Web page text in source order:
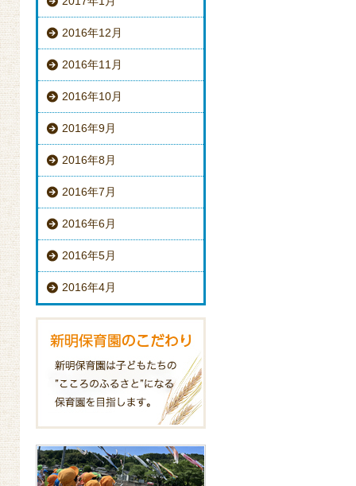
2016年12月
2016年11月
2016年10月
2016年9月
2016年8月
2016年7月
2016年6月
2016年5月
2016年4月